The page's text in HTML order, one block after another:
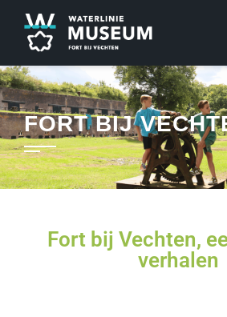
FORT BIJ
Fort bij Vechten,
verhalen